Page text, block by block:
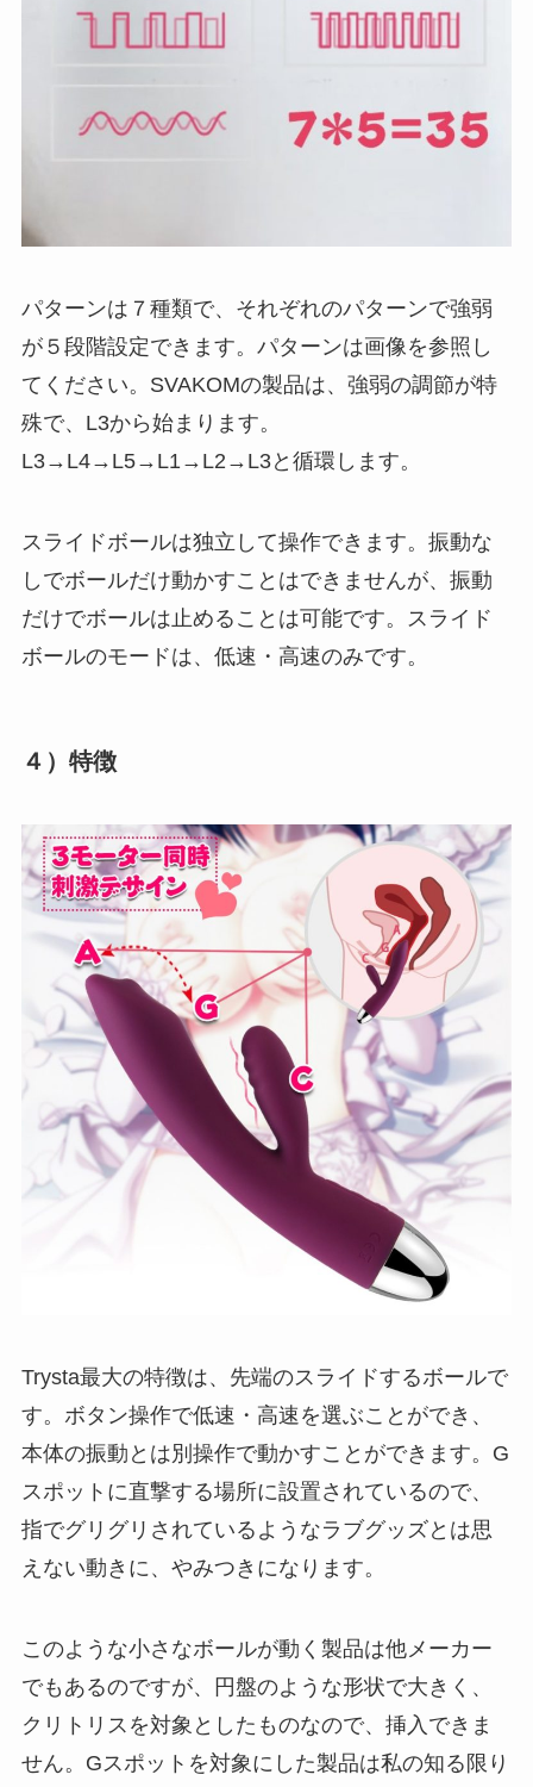
パターンは７種類で、それぞれのパターンで強弱
が５段階設定できます。パターンは画像を参照し
てください。SVAKOMの製品は、強弱の調節が特
殊で、L3から始まります。
L3→L4→L5→L1→L2→L3と循環します。
スライドボールは独立して操作できます。振動な
しでボールだけ動かすことはできませんが、振動
だけでボールは止めることは可能です。スライド
ボールのモードは、低速・高速のみです。
４）特徴
Trysta最大の特徴は、先端のスライドするボールで
す。ボタン操作で低速・高速を選ぶことができ、
本体の振動とは別操作で動かすことができます。G
スポットに直撃する場所に設置されているので、
指でグリグリされているようなラブグッズとは思
えない動きに、やみつきになります。
このような小さなボールが動く製品は他メーカー
でもあるのですが、円盤のような形状で大きく、
クリトリスを対象としたものなので、挿入できま
せん。Gスポットを対象にした製品は私の知る限り